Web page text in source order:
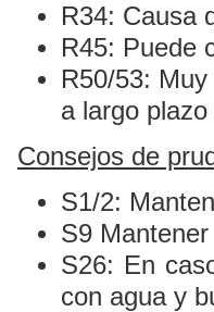
R34: Causa
R45: Puede
R50/53:
a largo
Consejos de
S1/2:
S9
S26: En
con agua y